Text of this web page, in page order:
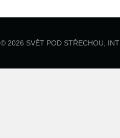
© 2026 SVĚT POD STŘECHOU,